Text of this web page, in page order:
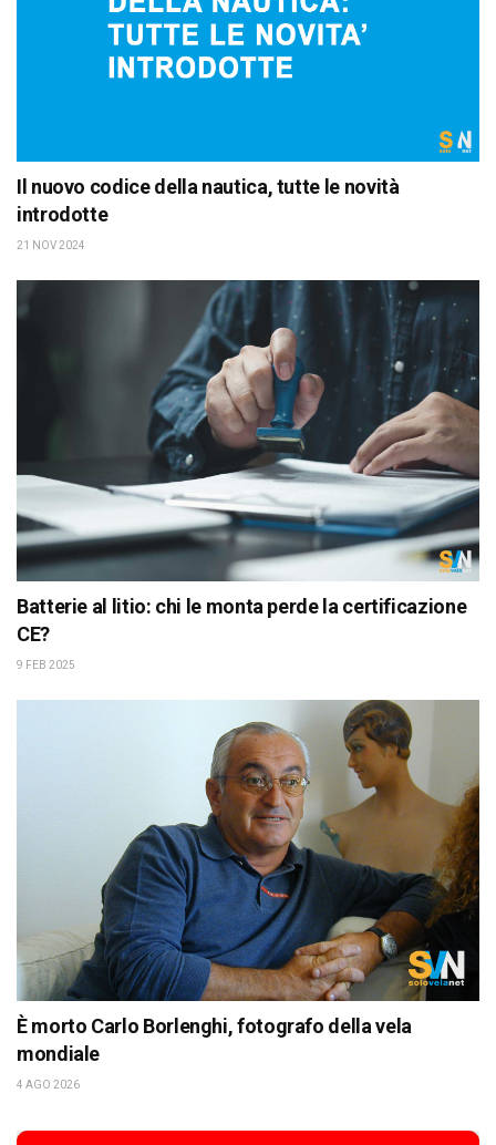
Il nuovo codice della nautica, tutte le novità
introdotte
21 NOV 2024
Batterie al litio: chi le monta perde la certificazione
CE?
9 FEB 2025
È morto Carlo Borlenghi, fotografo della vela
mondiale
4 AGO 2026